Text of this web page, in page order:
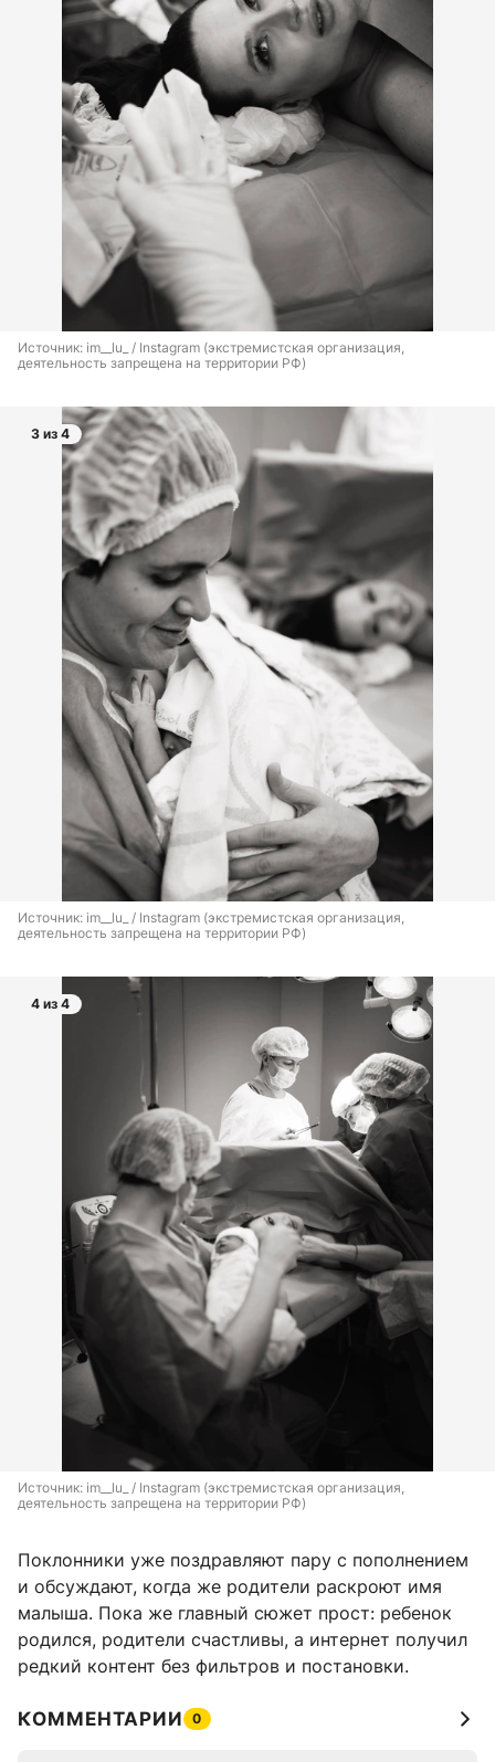
Источник: im__lu_ / Instagram (экстремистская организация,
деятельность запрещена на территории РФ)
3 из 4
Источник: im__lu_ / Instagram (экстремистская организация,
деятельность запрещена на территории РФ)
4 из 4
Источник: im__lu_ / Instagram (экстремистская организация,
деятельность запрещена на территории РФ)
Поклонники уже поздравляют пару с пополнением
и обсуждают, когда же родители раскроют имя
малыша. Пока же главный сюжет прост: ребенок
родился, родители счастливы, а интернет получил
редкий контент без фильтров и постановки.
КОММЕНТАРИИ 0